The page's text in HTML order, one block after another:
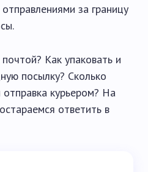
за границу
Как упаковать и
посылку? Сколько
отправка курьером? На
ответить в